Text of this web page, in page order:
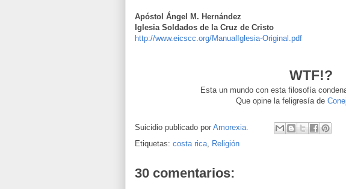
Apóstol Ángel M. Hernández
Iglesia Soldados de la Cruz de Cristo
http://www.eicscc.org/ManualIglesia-Original.pdf
WTF!?
Esta un mundo con esta filosofía
Que opine la feligresía de
Suicidio publicado por Amorexia.
Etiquetas: costa rica, Religión
30 comentarios: